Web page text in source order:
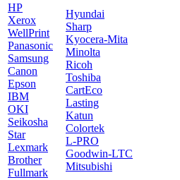
HP
Xerox
WellPrint
Panasonic
Samsung
Canon
Epson
IBM
OKI
Seikosha
Star
Lexmark
Brother
Fullmark
Hyundai
Sharp
Kyocera-Mita
Minolta
Ricoh
Toshiba
CartEco
Lasting
Katun
Colortek
L-PRO
Goodwin-LTC
Mitsubishi